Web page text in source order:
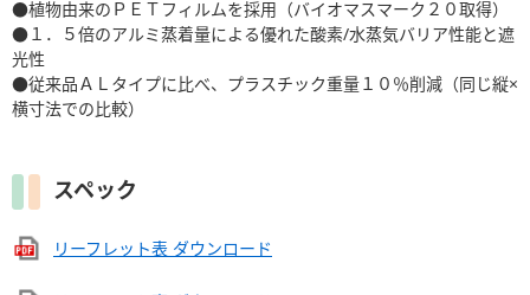
●植物由来のＰＥＴフィルムを採用（バイオマスマーク２０取得）
●１．５倍のアルミ蒸着量による優れた酸素/水蒸気バリア性能と遮
光性
●従来品ＡＬタイプに比べ、プラスチック重量１０％削減（同じ縦×
横寸法での比較）
スペック
リーフレット表 ダウンロード